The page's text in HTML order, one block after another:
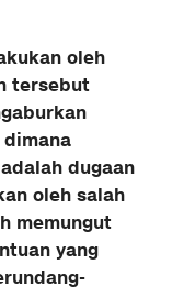
oleh
tersebut
dimana
dugaan
oleh salah
memungut
yang